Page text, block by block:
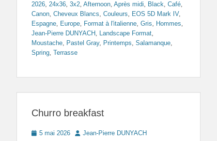
2026, 24x36, 3x2, Afternoon, Après midi, Black, Café,
Canon, Cheveux Blancs, Couleurs, EOS 5D Mark IV,
Espagne, Europe, Format à l'italienne, Gris, Hommes,
Jean-Pierre DUNYACH , Landscape Format,
Moustache, Pastel Gray, Printemps, Salamanque,
Spring, Terrasse
Churro breakfast
Posted
5 mai 2026 Author
Jean-Pierre DUNYACH